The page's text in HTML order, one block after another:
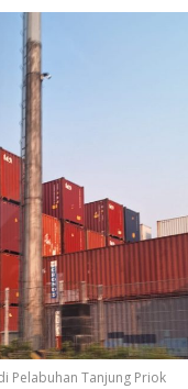
Pelabuhan Tanjung Priok